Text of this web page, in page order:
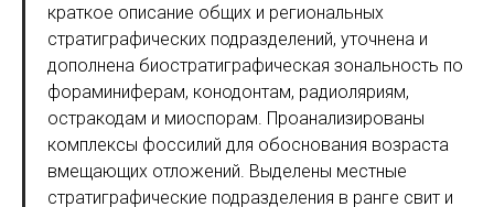
краткое описание общих и региональных
стратиграфических подразделений, уточнена и
дополнена биостратиграфическая зональность по
фораминиферам, конодонтам, радиоляриям,
остракодам и миоспорам. Проанализированы
комплексы фоссилий для обоснования возраста
вмещающих отложений. Выделены местные
стратиграфические подразделения в ранге свит и